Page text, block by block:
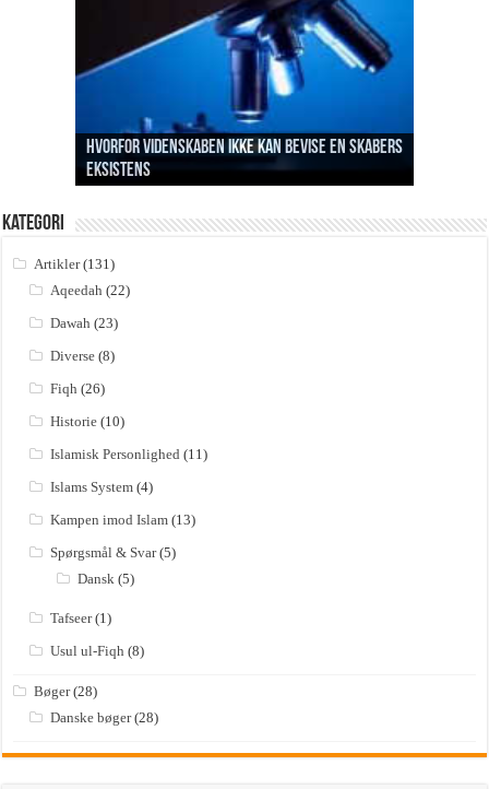
Hvorfor videnskaben ikke kan bevise en Skabers
eksistens
Profetens formål med da’wah i Mekkah
Betydningen af la ilaha ill Allah
Sabr og håbløshed
Hvem skabte så skaberen?
Kategori
Artikler(131)
Aqeedah (22)
Dawah (23)
Diverse (8)
Fiqh (26)
Historie (10)
Islamisk Personlighed (11)
Islams System (4)
Kampen imod Islam (13)
Spørgsmål & Svar(5)
Dansk (5)
Tafseer(1)
Usul ul-Fiqh (8)
Bøger(28)
Danske bøger(28)